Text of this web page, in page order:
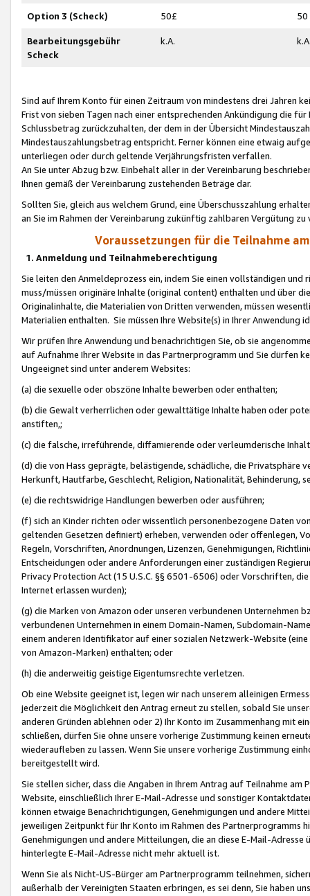
Option 3 (Scheck) 50£ 50
Bearbeitungsgebühr
Scheck
k.A.
Sind auf Ihrem Konto für einen Zeitraum von mindestens drei Jahren
Frist von sieben Tagen nach einer entsprechenden Ankündigung die
Schlussbetrag zurückzuhalten, der dem in der Übersicht
Mindestauszahlungsbetrag entspricht. Ferner können eine etwaig
unterliegen oder durch geltende Verjährungsfristen verfallen.
An Sie unter Abzug bzw. Einbehalt aller in der Vereinbarung
Ihnen gemäß der Vereinbarung zustehenden Beträge dar.
Sollten Sie, gleich aus welchem Grund, eine Überschusszahlung
an Sie im Rahmen der Vereinbarung zukünftig zahlbaren Vergütung zu
Voraussetzungen für die Teilnahme
1. Anmeldung und Teilnahmeberechtigung
Sie leiten den Anmeldeprozess ein, indem Sie einen vollständigen
muss/müssen originäre Inhalte (original content) enthalten und über
Originalinhalte, die Materialien von Dritten verwenden, müssen
Materialien enthalten. Sie müssen Ihre Website(s) in Ihrer Anwendung
Wir prüfen Ihre Anwendung und benachrichtigen Sie, ob sie
auf Aufnahme Ihrer Website in das Partnerprogramm und Sie dürfen
Ungeeignet sind unter anderem Websites:
(a) die sexuelle oder obszöne Inhalte bewerben oder enthalten;
(b) die Gewalt verherrlichen oder gewalttätige Inhalte haben oder
anstiften,;
(c) die falsche, irreführende, diffamierende oder verleumderische
(d) die von Hass geprägte, belästigende, schädliche, die Privatsphäre
Herkunft, Hautfarbe, Geschlecht, Religion, Nationalität, Behinderung,
(e) die rechtswidrige Handlungen bewerben oder ausführen;
(f) sich an Kinder richten oder wissentlich personenbezogene Daten
geltenden Gesetzen definiert) erheben, verwenden oder offenlegen,
Regeln, Vorschriften, Anordnungen, Lizenzen, Genehmigungen,
Entscheidungen oder andere Anforderungen einer zuständigen
Privacy Protection Act (15 U.S.C. §§ 6501-6506) oder Vorschriften,
Internet erlassen wurden);
(g) die Marken von Amazon oder unseren verbundenen Unternehmen
verbundenen Unternehmen in einem Domain-Namen, Subdomain-
einem anderen Identifikator auf einer sozialen Netzwerk-Website
von Amazon-Marken) enthalten; oder
(h) die anderweitig geistige Eigentumsrechte verletzen.
Ob eine Website geeignet ist, legen wir nach unserem alleinigen
jederzeit die Möglichkeit den Antrag erneut zu stellen, sobald Sie
anderen Gründen ablehnen oder 2) Ihr Konto im Zusammenhang mit
schließen, dürfen Sie ohne unsere vorherige Zustimmung keinen
wiederaufleben zu lassen. Wenn Sie unsere vorherige Zustimmung
bereitgestellt wird.
Sie stellen sicher, dass die Angaben in Ihrem Antrag auf Teilnahme
Website, einschließlich Ihrer E-Mail-Adresse und sonstiger
können etwaige Benachrichtigungen, Genehmigungen und andere
jeweiligen Zeitpunkt für Ihr Konto im Rahmen des Partnerprogramms
Genehmigungen und andere Mitteilungen, die an diese E-Mail-
hinterlegte E-Mail-Adresse nicht mehr aktuell ist.
Wenn Sie als Nicht-US-Bürger am Partnerprogramm teilnehmen,
außerhalb der Vereinigten Staaten erbringen, es sei denn, Sie haben